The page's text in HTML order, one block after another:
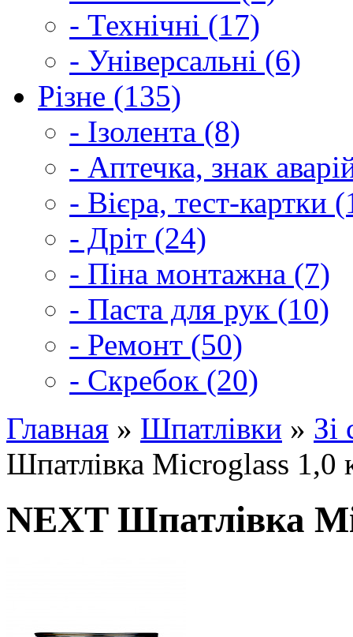
- Технічні (17)
- Універсальні (6)
Різне (135)
- Ізолента (8)
- Аптечка, знак
- Вієра, тест-картки
- Дріт (24)
- Піна монтажна (7)
- Паста для рук (10)
- Ремонт (50)
- Скребок (20)
Главная » Шпатлівки » Зі
Шпатлівка Microglass 1,0
NEXT Шпатлівка